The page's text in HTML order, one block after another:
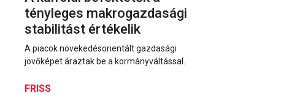
tényleges makrogazdasági
stabilitást értékelik
A piacok növekedésorientált gazdasági
jövőképet áraztak be a kormányváltással.
FRISS